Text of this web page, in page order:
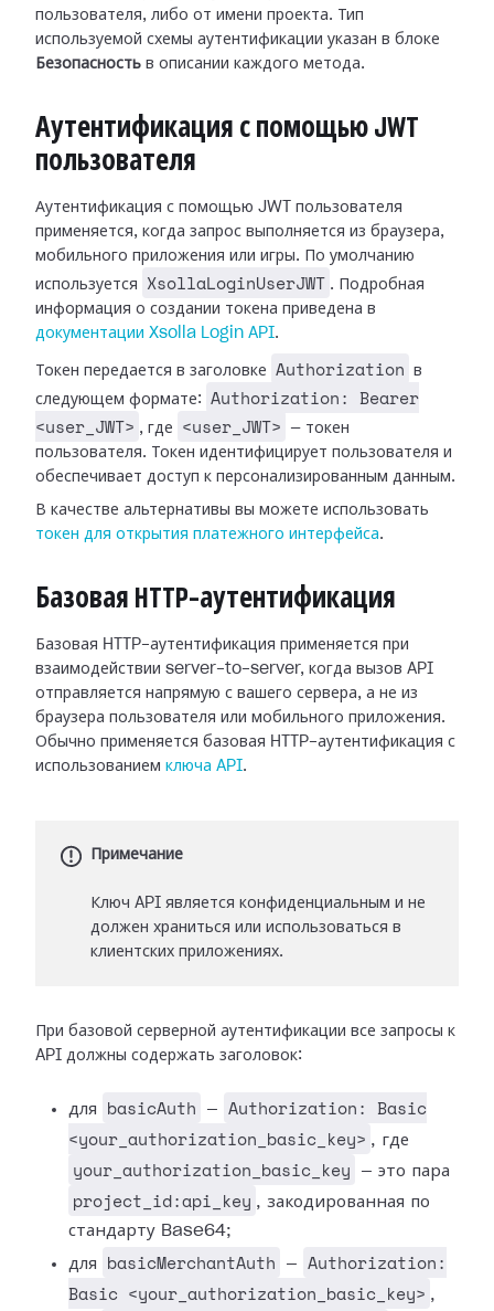
пользователя, либо от имени проекта. Тип
используемой схемы аутентификации указан в блоке
Безопасность в описании каждого метода.
Аутентификация с помощью JWT
пользователя
Аутентификация с помощью JWT пользователя
применяется, когда запрос выполняется из браузера,
мобильного приложения или игры. По умолчанию
используется
XsollaLoginUserJWT . Подробная
информация о создании токена приведена в
документации Xsolla Login API.
Токен передается в заголовке Authorization
в
следующем формате:
Authorization: Bearer
<user_JWT> , где <user_JWT>
— токен
пользователя. Токен идентифицирует пользователя и
обеспечивает доступ к персонализированным данным.
В качестве альтернативы вы можете использовать
токен для открытия платежного интерфейса.
Базовая HTTP-аутентификация
Базовая HTTP-аутентификация применяется при
взаимодействии server-to-server, когда вызов API
отправляется напрямую с вашего сервера, а не из
браузера пользователя или мобильного приложения.
Обычно применяется базовая HTTP-аутентификация с
использованием ключа API.
Примечание
Ключ API является конфиденциальным и не
должен храниться или использоваться в
клиентских приложениях.
При базовой серверной аутентификации все запросы к
API должны содержать заголовок:
для basicAuth —
Authorization: Basic
<your_authorization_basic_key> , где
your_authorization_basic_key — это пара
project_id:api_key , закодированная по
стандарту Base64;
для
basicMerchantAuth —
Authorization:
Basic <your_authorization_basic_key> ,